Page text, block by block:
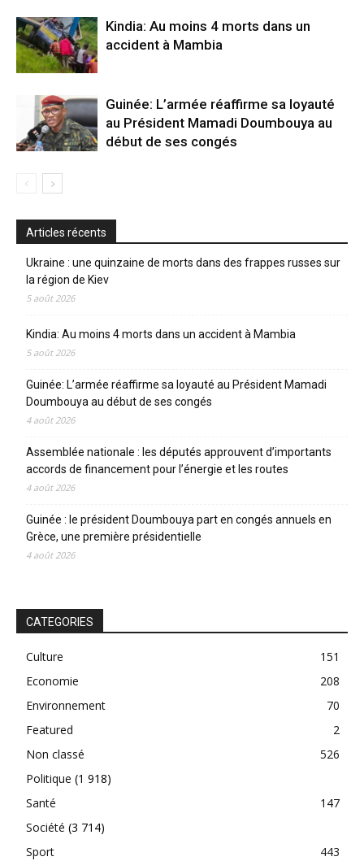
Kindia: Au moins 4 morts dans un
accident à Mambia
Guinée: L’armée réaffirme sa loyauté
au Président Mamadi Doumbouya au
début de ses congés
Articles récents
Ukraine : une quinzaine de morts dans des frappes russes sur
la région de Kiev
5 août 2026
Kindia: Au moins 4 morts dans un accident à Mambia
5 août 2026
Guinée: L’armée réaffirme sa loyauté au Président Mamadi
Doumbouya au début de ses congés
4 août 2026
Assemblée nationale : les députés approuvent d’importants
accords de financement pour l’énergie et les routes
4 août 2026
Guinée : le président Doumbouya part en congés annuels en
Grèce, une première présidentielle
4 août 2026
CATEGORIES
Culture
151
Economie
208
Environnement
70
Featured
2
Non classé
526
Politique (1 918)
Santé
147
Société (3 714)
Sport
443